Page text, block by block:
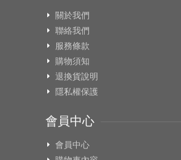
關於我們
聯絡我們
服務條款
購物須知
退換貨說明
隱私權保護
會員中心
會員中心